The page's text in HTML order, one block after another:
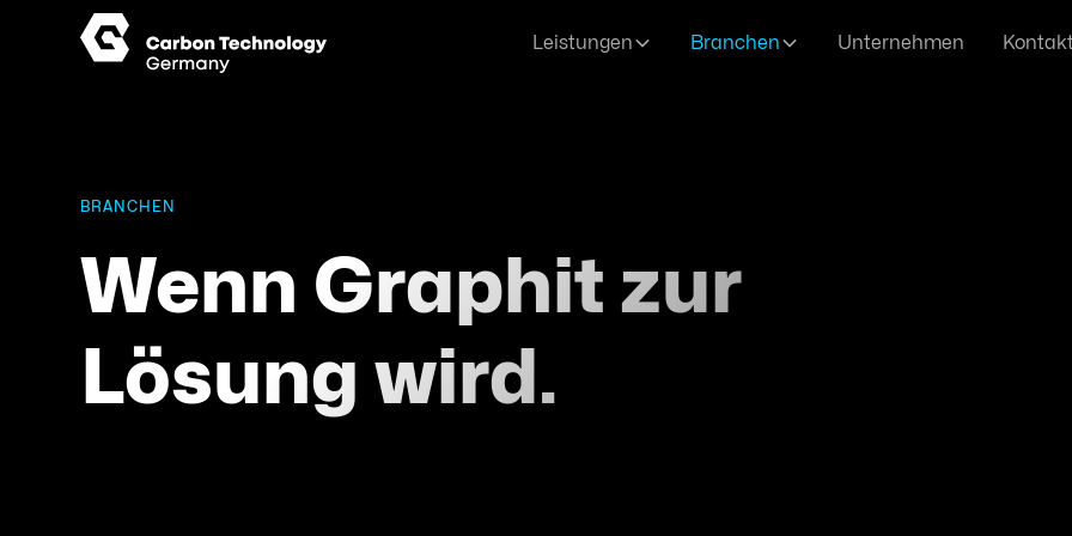
Leistungen Branchen Unternehmen
BRANCHEN
Wenn Graphit zur
Lösung wird.